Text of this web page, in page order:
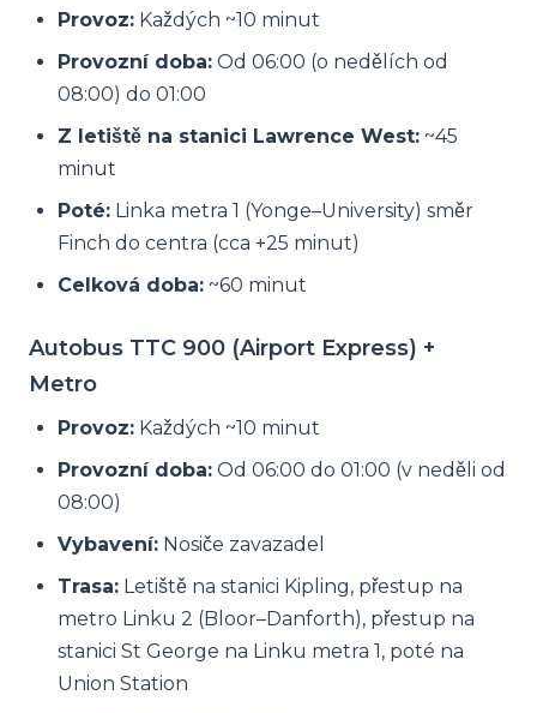
Provoz: Každých ~10 minut
Provozní doba: Od 06:00 (o nedělích od
08:00) do 01:00
Z letiště na stanici Lawrence West: ~45
minut
Poté: Linka metra 1 (Yonge–University) směr
Finch do centra (cca +25 minut)
Celková doba: ~60 minut
Autobus TTC 900 (Airport Express) +
Metro
Provoz: Každých ~10 minut
Provozní doba: Od 06:00 do 01:00 (v neděli od
08:00)
Vybavení: Nosiče zavazadel
Trasa: Letiště na stanici Kipling, přestup na
metro Linku 2 (Bloor–Danforth), přestup na
stanici St George na Linku metra 1, poté na
Union Station